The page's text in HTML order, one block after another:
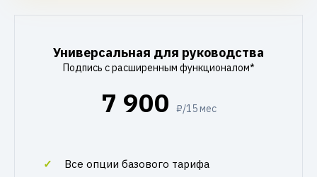
Универсальная для руководства
Подпись с расширенным функционалом*
7 900 ₽/15 мес
Все опции базового тарифа